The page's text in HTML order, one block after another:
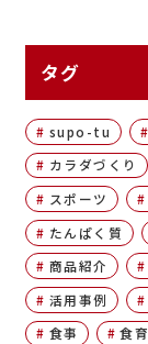
タグ
supo-tu
カラダづくり
スポーツ
たんぱく質
商品紹介
活用事例
食事
食育